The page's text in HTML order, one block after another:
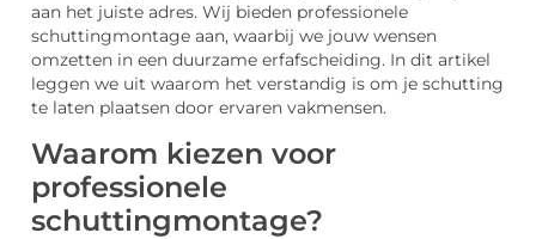
aan het juiste adres. Wij bieden professionele
schuttingmontage aan, waarbij we jouw wensen
omzetten in een duurzame erfafscheiding. In dit artikel
leggen we uit waarom het verstandig is om je schutting
te laten plaatsen door ervaren vakmensen.
Waarom kiezen voor
professionele
schuttingmontage?